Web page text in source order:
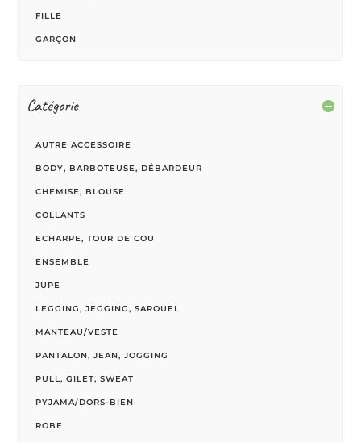
FILLE
GARÇON
Catégorie
AUTRE ACCESSOIRE
BODY, BARBOTEUSE, DÉBARDEUR
CHEMISE, BLOUSE
COLLANTS
ECHARPE, TOUR DE COU
ENSEMBLE
JUPE
LEGGING, JEGGING, SAROUEL
MANTEAU/VESTE
PANTALON, JEAN, JOGGING
PULL, GILET, SWEAT
PYJAMA/DORS-BIEN
ROBE